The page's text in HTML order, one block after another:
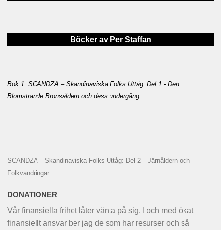
Böcker av Per Staffan
Bok 1: SCANDZA – Skandinaviska Folks Uttåg: Del 1 - Den
Blomstrande Bronsåldern och dess undergång.
SCANDZA – Skandinaviska Folks Uttåg: Del 2 – Järnåldern och
Folkvandringar
DONATIONER
Vår finansiella frihet låter vänta på sig. I och med ökat
finansiellt ansvar ber jag de som har resurser och så